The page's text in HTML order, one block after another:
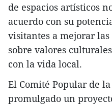
de espacios artísticos
acuerdo con su
visitantes a mejorar
sobre valores
con la vida local.
El Comité Popular de
promulgado un